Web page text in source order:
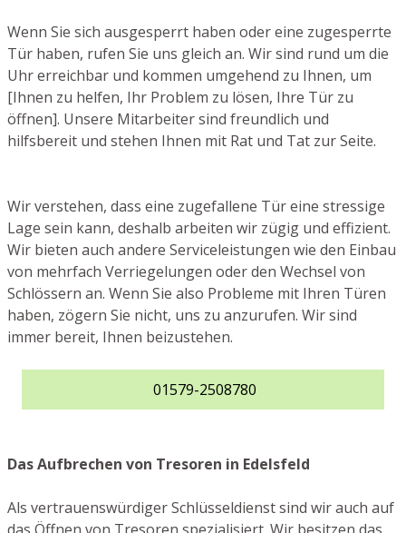
Wenn Sie sich ausgesperrt haben oder eine zugesperrte
Tür haben, rufen Sie uns gleich an. Wir sind rund um die
Uhr erreichbar und kommen umgehend zu Ihnen, um
[Ihnen zu helfen, Ihr Problem zu lösen, Ihre Tür zu
öffnen]. Unsere Mitarbeiter sind freundlich und
hilfsbereit und stehen Ihnen mit Rat und Tat zur Seite.
Wir verstehen, dass eine zugefallene Tür eine stressige
Lage sein kann, deshalb arbeiten wir zügig und effizient.
Wir bieten auch andere Serviceleistungen wie den Einbau
von mehrfach Verriegelungen oder den Wechsel von
Schlössern an. Wenn Sie also Probleme mit Ihren Türen
haben, zögern Sie nicht, uns zu anzurufen. Wir sind
immer bereit, Ihnen beizustehen.
01579-2508780
Das Aufbrechen von Tresoren in Edelsfeld
Als vertrauenswürdiger Schlüsseldienst sind wir auch auf